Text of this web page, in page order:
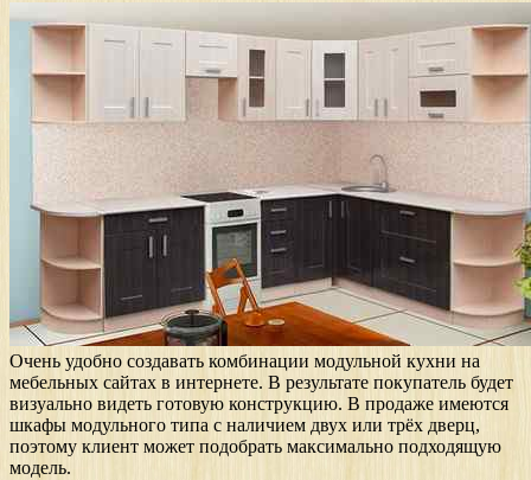
Очень удобно создавать комбинации модульной кухни на
мебельных сайтах в интернете. В результате покупатель будет
визуально видеть готовую конструкцию. В продаже имеются
шкафы модульного типа с наличием двух или трёх дверц,
поэтому клиент может подобрать максимально подходящую
модель.